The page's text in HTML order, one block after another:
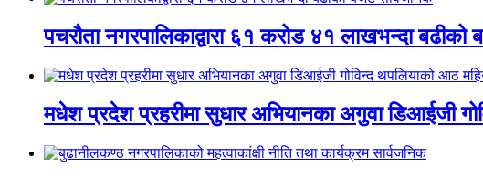
पचरौता नगरपालिकाद्वारा ६१ करोड ४१ लाखभन्दा बढीको
मधेश प्रदेश प्रहरीमा सुधार अभियानका अगुवा डिआईजी